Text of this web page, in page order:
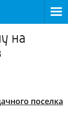
на
поселка